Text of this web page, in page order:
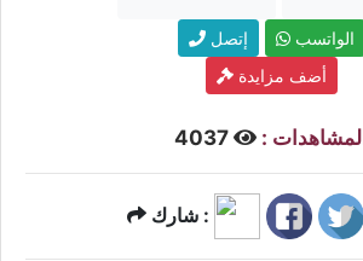
إتصل
الواتسب
أضف مزايدة
المشاهدات :
شارك :